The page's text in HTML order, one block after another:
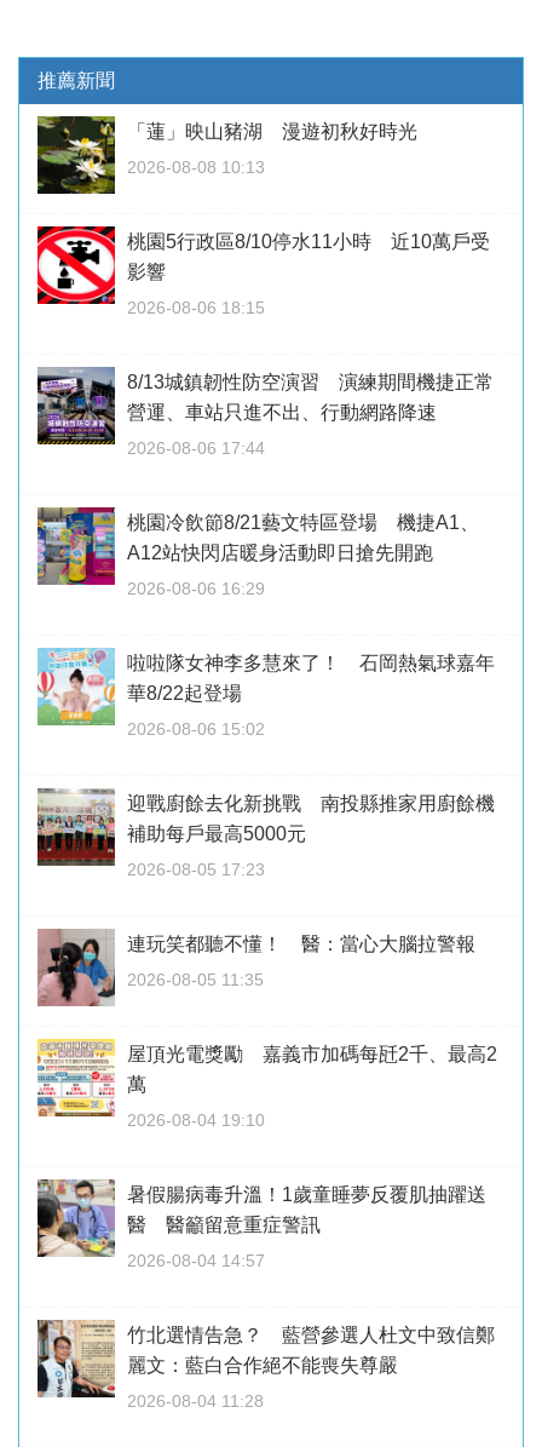
推薦新聞
「蓮」映山豬湖 漫遊初秋好時光
2026-08-08 10:13
桃園5行政區8/10停水11小時 近10萬戶受
影響
2026-08-06 18:15
8/13城鎮韌性防空演習 演練期間機捷正常
營運、車站只進不出、行動網路降速
2026-08-06 17:44
桃園冷飲節8/21藝文特區登場 機捷A1、
A12站快閃店暖身活動即日搶先開跑
2026-08-06 16:29
啦啦隊女神李多慧來了！ 石岡熱氣球嘉年
華8/22起登場
2026-08-06 15:02
迎戰廚餘去化新挑戰 南投縣推家用廚餘機
補助每戶最高5000元
2026-08-05 17:23
連玩笑都聽不懂！ 醫：當心大腦拉警報
2026-08-05 11:35
屋頂光電獎勵 嘉義市加碼每瓩2千、最高2
萬
2026-08-04 19:10
暑假腸病毒升溫！1歲童睡夢反覆肌抽躍送
醫 醫籲留意重症警訊
2026-08-04 14:57
竹北選情告急？ 藍營參選人杜文中致信鄭
麗文：藍白合作絕不能喪失尊嚴
2026-08-04 11:28